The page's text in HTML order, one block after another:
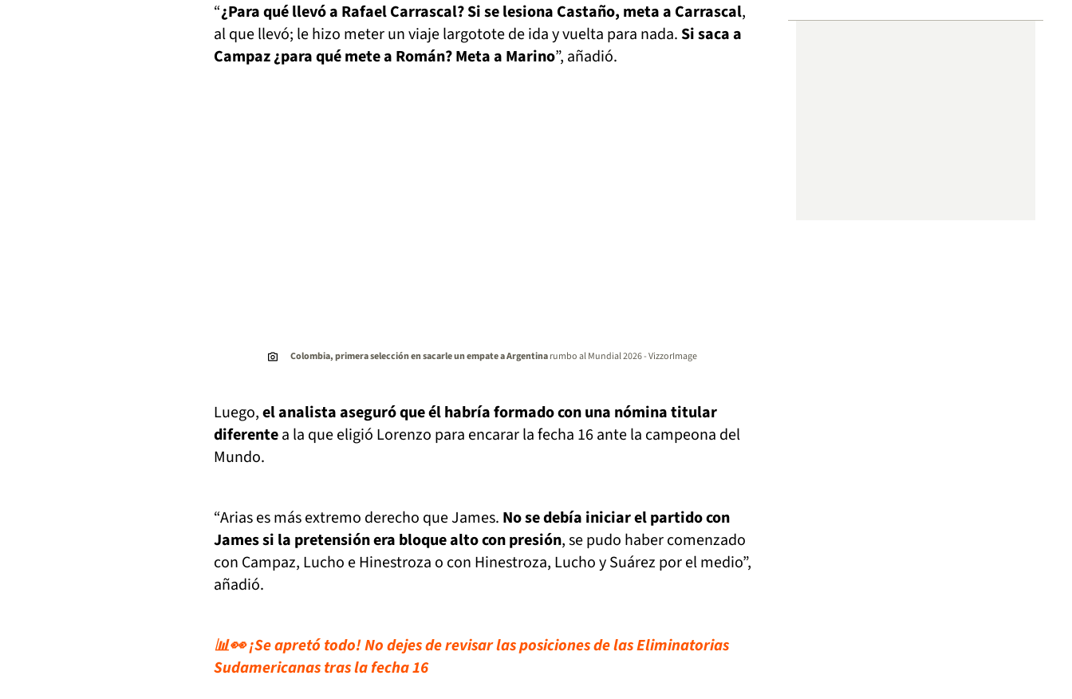
“¿Para qué llevó a Rafael Carrascal? Si se lesiona Castaño, meta a Carrascal,
al que llevó; le hizo meter un viaje largotote de ida y vuelta para nada. Si saca a
Campaz ¿para qué mete a Román? Meta a Marino”, añadió.
Colombia, primera selección en sacarle un empate a Argentinarumbo al Mundial 2026 - VizzorImage
Luego,el analista aseguró que él habría formado con una nómina titular
diferentea la que eligió Lorenzo para encarar la fecha 16 ante la campeona del
Mundo.
“Arias es más extremo derecho que James. No se debía iniciar el partido con
James si la pretensión era bloque alto con presión, se pudo haber comenzado
con Campaz, Lucho e Hinestroza o con Hinestroza, Lucho y Suárez por el medio”,
añadió.
📊👀 ¡Se apretó todo! No dejes de revisar las posiciones de las Eliminatorias
Sudamericanas tras la fecha 16